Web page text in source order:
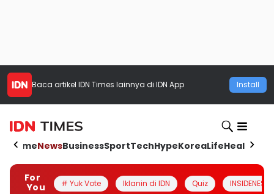
Baca artikel IDN Times lainnya di IDN App Install
HomeNewsBusinessSportTechHypeKoreaLifeHealth
For
You
# Yuk Vote Iklanin di IDN Quiz INSIDENESIA